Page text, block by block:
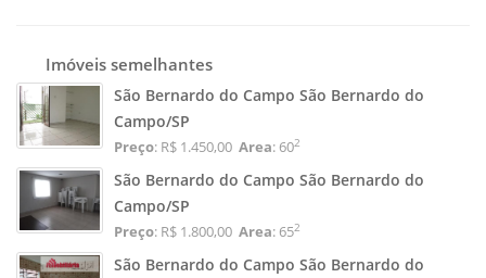
Imóveis semelhantes
São Bernardo do Campo São Bernardo do
Campo/SP
Preço: R$ 1.450,00 Area: 602
São Bernardo do Campo São Bernardo do
Campo/SP
Preço: R$ 1.800,00 Area: 652
São Bernardo do Campo São Bernardo do